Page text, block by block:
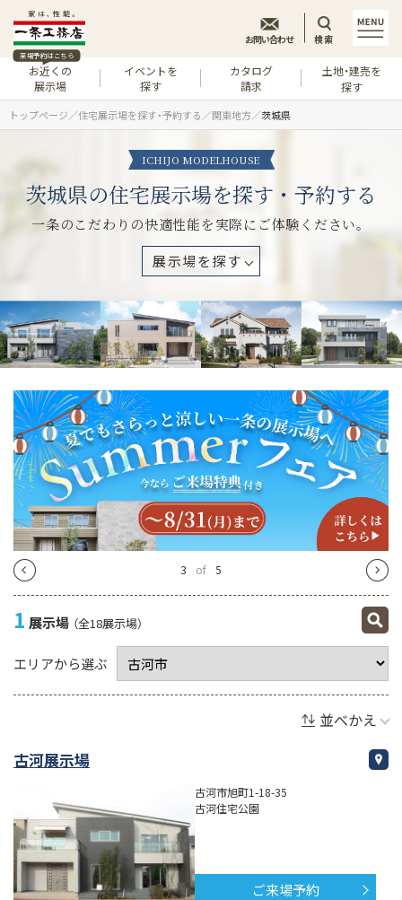
来場予約はこちら
お近くの
展示場
イベントを
探す
カタログ
請求
土地・建売を
探す
お問い合わせ 検索
トップページ 住宅展示場を探す・予約する 関東地方 茨城県
ICHIJO MODELHOUSE
茨城県の住宅展示場を探す・予約する
一条のこだわりの快適性能を実際にご体験ください。
展示場を探す
4 of 5
1 展示場 （全18展示場）
エリアから選ぶ
並べかえ
古河展示場
古河市旭町1-18-35
古河住宅公園
ご来場予約